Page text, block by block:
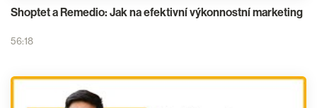
Shoptet a Remedio: Jak na efektivní výkonnostní marketing
56:18